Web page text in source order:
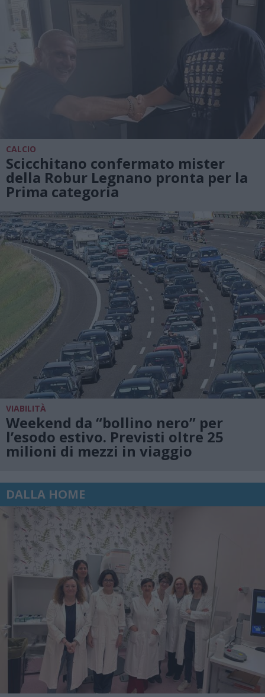
CALCIO
Scicchitano confermato mister
della Robur Legnano pronta per la
Prima categoria
VIABILITÀ
Weekend da “bollino nero” per
l’esodo estivo. Previsti oltre 25
milioni di mezzi in viaggio
DALLA HOME